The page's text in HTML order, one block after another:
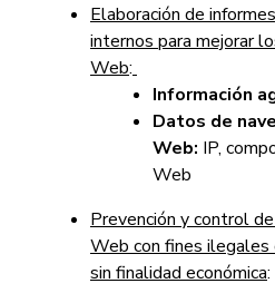
Elaboración de
internos para mejorar
Web:
Información
Datos de
Web: IP,
Web
Prevención y control
Web con fines ilegales
sin finalidad económica: